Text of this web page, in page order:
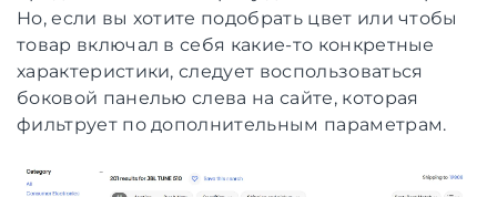
Но, если вы хотите подобрать цвет или чтобы
товар включал в себя какие-то конкретные
характеристики, следует воспользоваться
боковой панелью слева на сайте, которая
фильтрует по дополнительным параметрам.